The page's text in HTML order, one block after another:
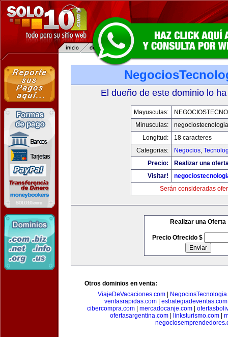
El dueño de este dominio lo
Mayusculas:
Minusculas:
Longitud:
18 caracteres
Categorias:
Negocios,
Precio:
Realizar una
Visitar!
Serán consideradas
Realizar una Oferta
Precio Ofrecido $
Otros dominios en venta:
ViajeDeVacaciones.com
ventasrapidas.com
estrategiadeventas.com
cibercompra.com| mercadocanje.com|
ofertasargentina.com| linksturismo.com|